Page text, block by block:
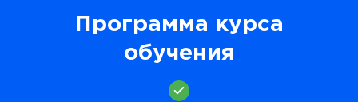
Программа курса
обучения